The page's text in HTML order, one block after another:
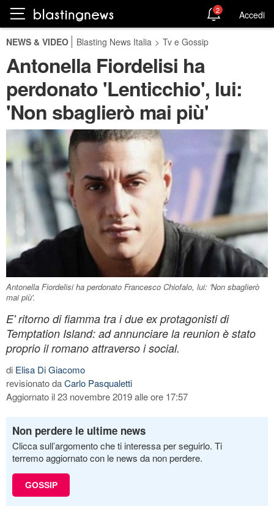
2 Accedi
NEWS & VIDEO Blasting News Italia > Tv e Gossip
Antonella Fiordelisi ha
perdonato 'Lenticchio', lui:
'Non sbaglierò mai più'
Antonella Fiordelisi ha perdonato Francesco Chiofalo, lui: 'Non sbaglierò
mai più'.
E' ritorno di fiamma tra i due ex protagonisti di
Temptation Island: ad annunciare la reunion è stato
proprio il romano attraverso i social.
di Elisa Di Giacomo
revisionato daCarlo Pasqualetti
Aggiornato il 23 novembre 2019 alle ore 17:57
Non perdere le ultime news
Clicca sull’argomento che ti interessa per seguirlo. Ti
terremo aggiornato con le news da non perdere.
GOSSIP